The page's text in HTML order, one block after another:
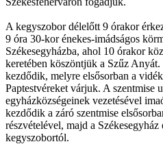
A kegyszobor délelőtt 9 órakor
9 óra 30-kor énekes-imádságos
Székesegyházba, ahol 10 órakor
keretében köszöntjük a Szűz
kezdődik, melyre elsősorban a
Paptestvéreket várjuk. A szentmise
egyházközségeinek vezetésével
kezdődik a záró szentmise
részvételével, majd a
kegyszobortól.